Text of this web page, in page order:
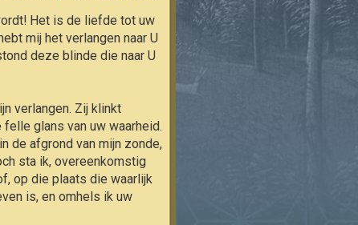
mij het verlangen naar U
deze blinde die naar U
glans van uw waarheid.
de afgrond van mijn zonde,
sta ik, overeenkomstig
op die plaats die waarlijk
is, en omhels ik uw